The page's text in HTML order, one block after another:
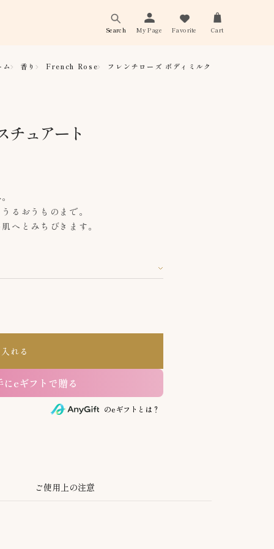
Search My Page Favorite Cart
ム 香り French Rose フレンチローズ ボディミルク
チュアート
るおうものまで。
へとみちびきます。
れる
eギフトで贈る
のeギフトとは？
ご使用上の注意